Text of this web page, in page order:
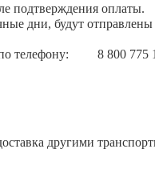
подтверждения оплаты.
дни, будут
телефону: 8 800 775
другими